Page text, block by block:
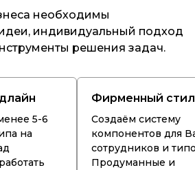
необходимы
индивидуальный подход
решения задач.
5-6
на
Фирменный
Создаём систему
компонентов для
сотрудников и
Продуманные и